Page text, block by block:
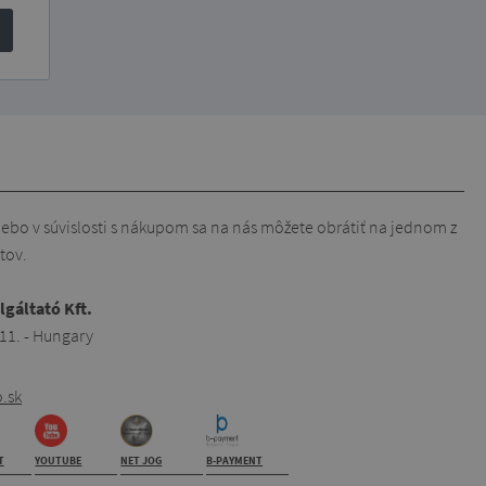
v súvislosti s nákupom sa na nás môžete obrátiť na jednom z
Kft.
- Hungary
YOUTUBE NET JOG B-PAYMENT